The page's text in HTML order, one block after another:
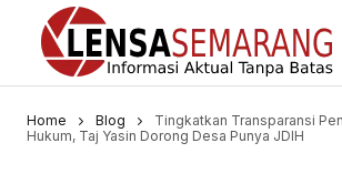
Home Blog
Tingkatkan Transparansi
Hukum, Taj Yasin Dorong Desa Punya JDIH